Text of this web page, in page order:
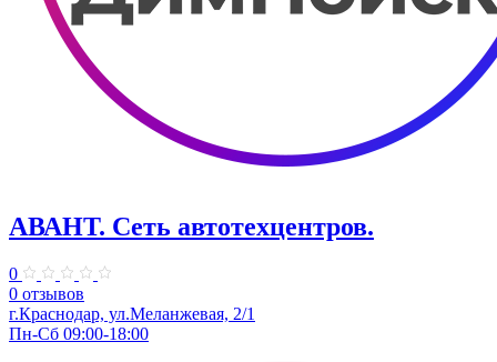
АВАНТ. ​Сеть автотехцентров.
0
0 отзывов
​г.Краснодар, ул.Меланжевая, 2/1
Пн-Сб 09:00-18:00